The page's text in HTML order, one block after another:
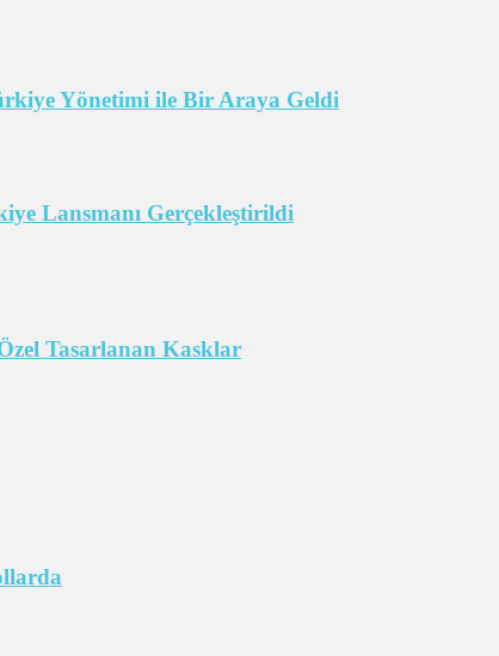
Yönetimi ile Bir Araya Geldi
Lansmanı Gerçekleştirildi
Tasarlanan Kasklar